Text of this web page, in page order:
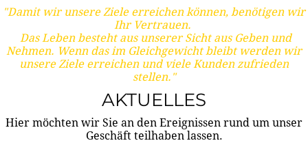
"Damit wir unsere Ziele erreichen können, benötigen wir
Ihr Vertrauen.
Das Leben besteht aus unserer Sicht aus Geben und
Nehmen. Wenn das im Gleichgewicht bleibt werden wir
unsere Ziele erreichen und viele Kunden zufrieden
stellen."
AKTUELLES
Hier möchten wir Sie an den Ereignissen rund um unser
Geschäft teilhaben lassen.